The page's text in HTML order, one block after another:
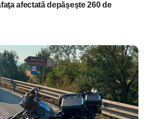
afectată depăşeşte 260 de